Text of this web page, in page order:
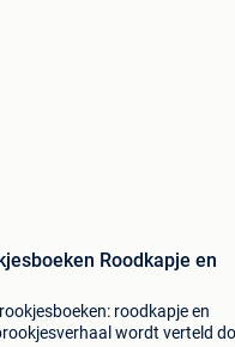
Roodkapje en
roodkapje en
wordt verteld